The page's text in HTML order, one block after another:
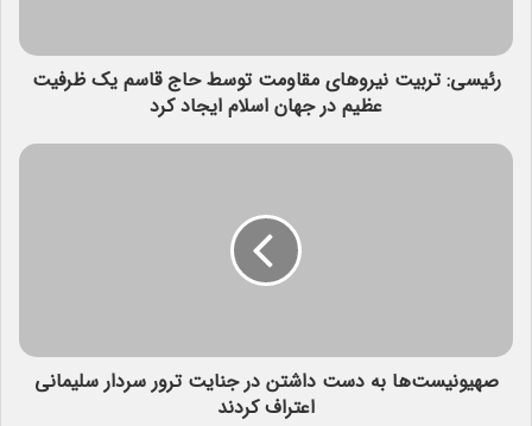
رئیسی: تربیت نیروهای مقاومت توسط حاج قاسم یک ظرفیت
عظیم در جهان اسلام ایجاد کرد
صهیونیست‌ها به دست داشتن در جنایت ترور سردار سلیمانی
اعتراف کردند